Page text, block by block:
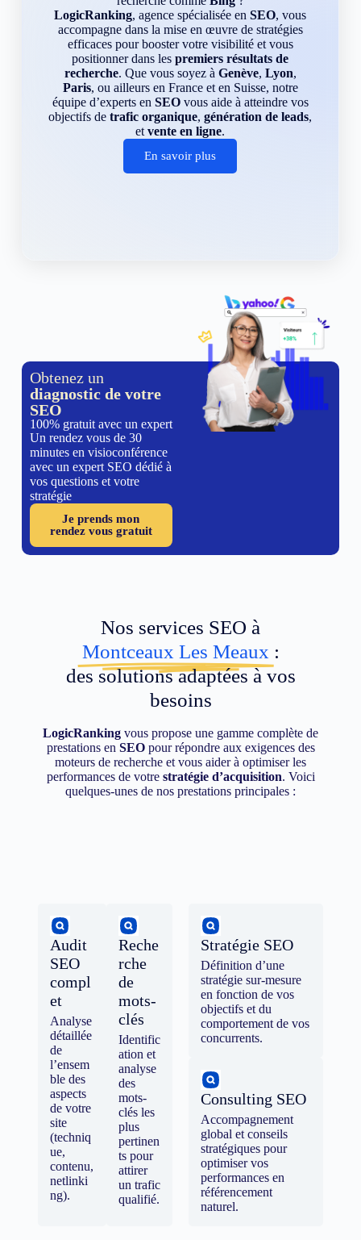
LogicRanking, agence spécialisée enSEO, vous
accompagne dans la mise en œuvre de stratégies
efficaces pour booster votre visibilité et vous
positionner dans lespremiers résultats de
recherche. Que vous soyez à Genève, Lyon,
Paris, ou ailleurs en France et en Suisse, notre
équipe d’experts en SEOvous aide à atteindre vos
objectifs detrafic organique,génération de leads,
etvente en ligne.
En savoir plus
Obtenez un
diagnostic de votre
SEO
100% gratuit avec un expert
Un rendez vous de 30
minutes en visioconférence
avec un expert SEO dédié à
vos questions et votre
stratégie
Je prends mon
rendez vous gratuit
Nos services SEO à
Montceaux Les Meaux :
des solutions adaptées à vos
besoins
LogicRanking vous propose une gamme complète de
prestations en SEOpour répondre aux exigences des
moteurs de recherche et vous aider à optimiser les
performances de votre stratégie d’acquisition. Voici
quelques-unes de nos prestations principales :
Audit
SEO
compl
et
Analyse
détaillée
de
l’ensem
ble des
aspects
de votre
site
(techniq
ue,
contenu,
netlinki
ng).
Reche
rche
de
mots-
clés
Identific
ation et
analyse
des
mots-
clés les
plus
pertinen
ts pour
attirer
un trafic
qualifié.
Stratégie SEO
Définition d’une
stratégie sur-mesure
en fonction de vos
objectifs et du
comportement de vos
concurrents.
Consulting SEO
Accompagnement
global et conseils
stratégiques pour
optimiser vos
performances en
référencement
naturel.